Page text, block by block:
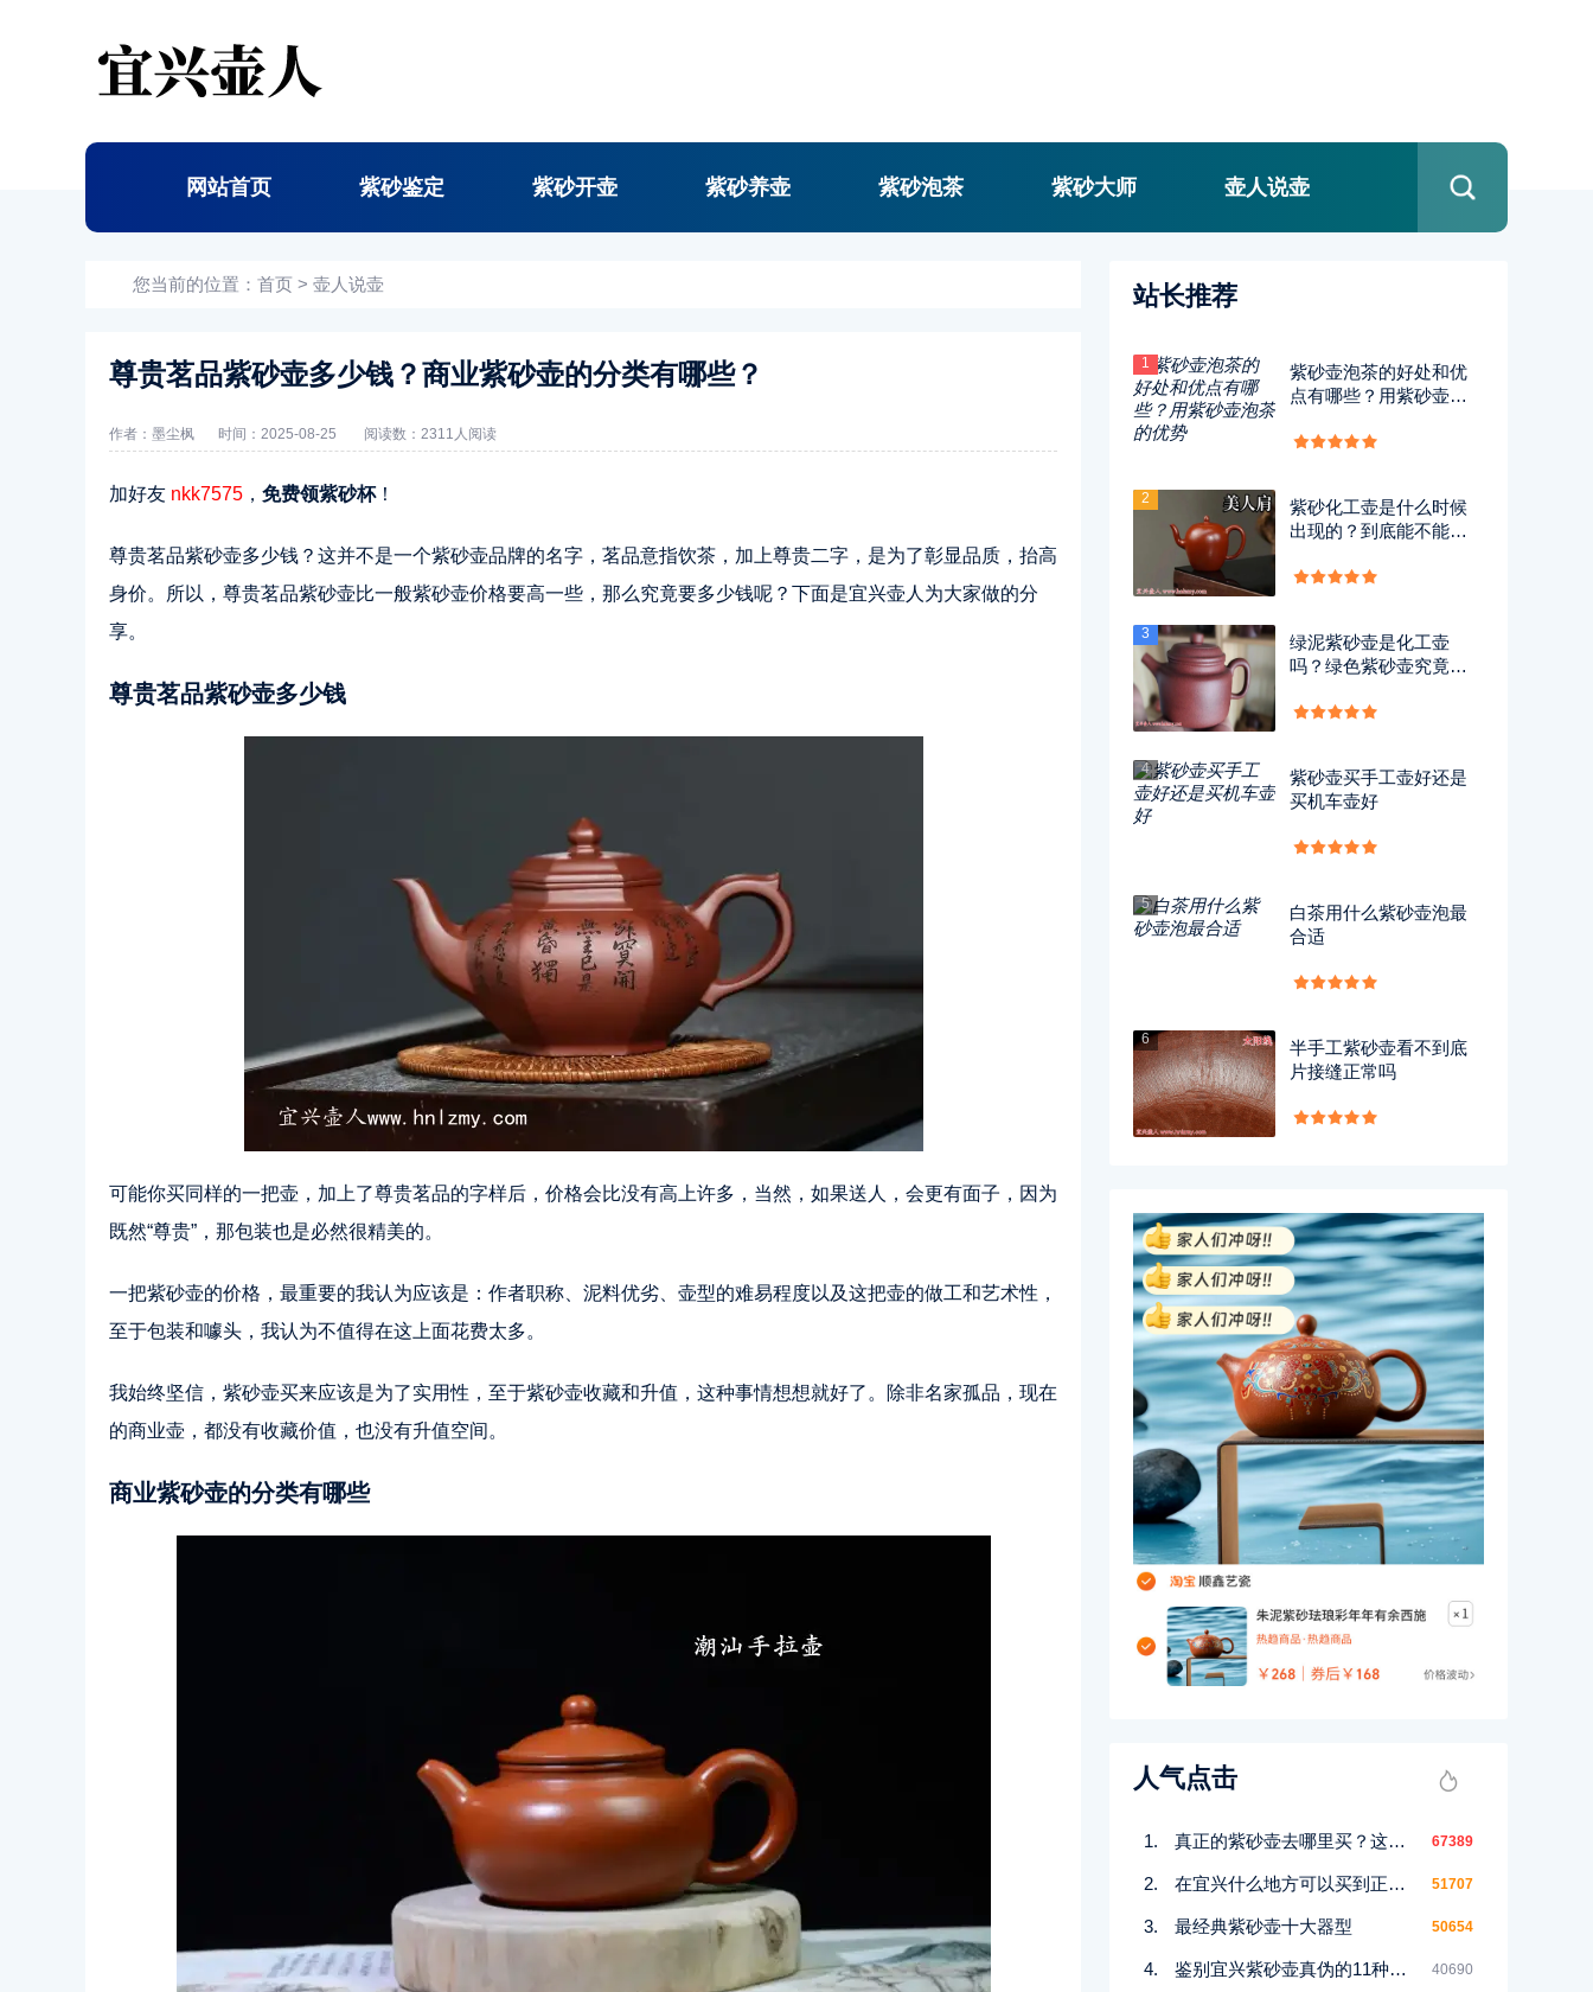
网站首页 紫砂鉴定 紫砂开壶 紫砂养壶 紫砂泡茶 紫砂大师 壶人说壶
您当前的位置： 首页 > 壶人说壶
尊贵茗品紫砂壶多少钱？商业紫砂壶的分类有哪些？
作者：墨尘枫 时间：2025-08-25 阅读数： 2311人阅读
加好友 nkk7575 ， 免费领紫砂杯！
尊贵茗品紫砂壶多少钱？这并不是一个紫砂壶品牌的名字，茗品意指饮茶，加上尊贵二字，是为了彰显品质，抬高
身价。所以，尊贵茗品紫砂壶比一般紫砂壶价格要高一些，那么究竟要多少钱呢？下面是宜兴壶人为大家做的分
享。
尊贵茗品紫砂壶多少钱
可能你买同样的一把壶，加上了尊贵茗品的字样后，价格会比没有高上许多，当然，如果送人，会更有面子，因为
既然“尊贵”，那包装也是必然很精美的。
一把紫砂壶的价格，最重要的我认为应该是：作者职称、泥料优劣、壶型的难易程度以及这把壶的做工和艺术性，
至于包装和噱头，我认为不值得在这上面花费太多。
我始终坚信，紫砂壶买来应该是为了实用性，至于紫砂壶收藏和升值，这种事情想想就好了。除非名家孤品，现在
的商业壶，都没有收藏价值，也没有升值空间。
商业紫砂壶的分类有哪些
站长推荐
1
紫砂壶泡茶的好处和优
点有哪些？用紫砂壶泡
2
紫砂化工壶是什么时候
出现的？到底能不能
3
绿泥紫砂壶是化工壶
吗？绿色紫砂壶究竟有
4
紫砂壶买手工壶好还是
买机车壶好
5
白茶用什么紫砂壶泡最
合适
6
半手工紫砂壶看不到底
片接缝正常吗
人气点击
真正的紫砂壶去哪里买？这几个地方都能买到！ 67389
在宜兴什么地方可以买到正宗紫砂壶 51707
最经典紫砂壶十大器型 50654
鉴别宜兴紫砂壶真伪的11种好方法 40690